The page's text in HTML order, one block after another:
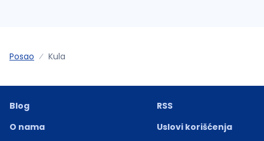
Posao Kula
Blog
O nama
RSS
Uslovi korišćenja